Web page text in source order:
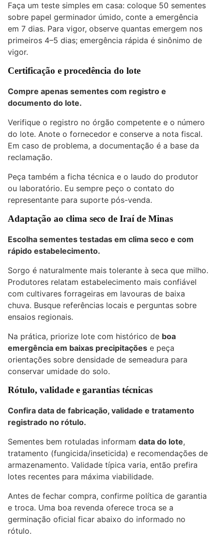
Faça um teste simples em casa: coloque 50 sementes
sobre papel germinador úmido, conte a emergência
em 7 dias. Para vigor, observe quantas emergem nos
primeiros 4–5 dias; emergência rápida é sinônimo de
vigor.
Certificação e procedência do lote
Compre apenas sementes com registro e
documento do lote.
Verifique o registro no órgão competente e o número
do lote. Anote o fornecedor e conserve a nota fiscal.
Em caso de problema, a documentação é a base da
reclamação.
Peça também a ficha técnica e o laudo do produtor
ou laboratório. Eu sempre peço o contato do
representante para suporte pós-venda.
Adaptação ao clima seco de Iraí de Minas
Escolha sementes testadas em clima seco e com
rápido estabelecimento.
Sorgo é naturalmente mais tolerante à seca que milho.
Produtores relatam estabelecimento mais confiável
com cultivares forrageiras em lavouras de baixa
chuva. Busque referências locais e perguntas sobre
ensaios regionais.
Na prática, priorize lote com histórico de boa
emergência em baixas precipitações e peça
orientações sobre densidade de semeadura para
conservar umidade do solo.
Rótulo, validade e garantias técnicas
Confira data de fabricação, validade e tratamento
registrado no rótulo.
Sementes bem rotuladas informam data do lote,
tratamento (fungicida/inseticida) e recomendações de
armazenamento. Validade típica varia, então prefira
lotes recentes para máxima viabilidade.
Antes de fechar compra, confirme política de garantia
e troca. Uma boa revenda oferece troca se a
germinação oficial ficar abaixo do informado no
rótulo.